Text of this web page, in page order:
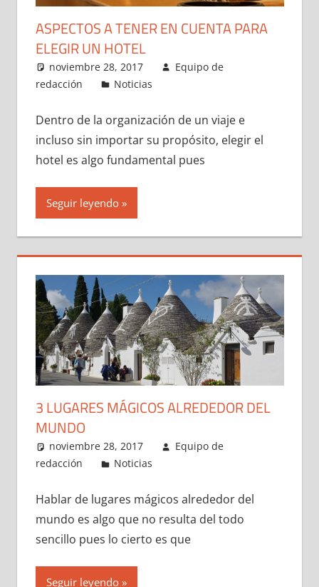
ASPECTOS A TENER EN CUENTA PARA
ELEGIR UN HOTEL
noviembre 28, 2017
Equipo de
redacción
Noticias
Dentro de la organización de un viaje e
incluso sin importar su propósito, elegir el
hotel es algo fundamental pues
Seguir leyendo
3 LUGARES MÁGICOS ALREDEDOR DEL
MUNDO
noviembre 28, 2017
Equipo de
redacción
Noticias
Hablar de lugares mágicos alrededor del
mundo es algo que no resulta del todo
sencillo pues lo cierto es que
Seguir leyendo